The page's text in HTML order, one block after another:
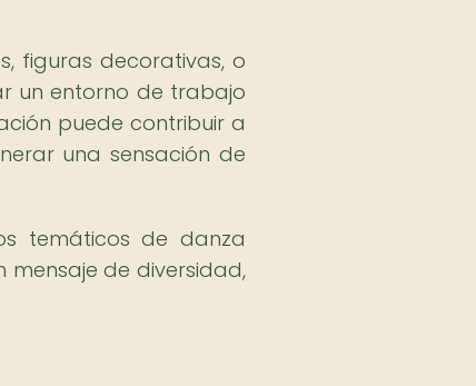
figuras decorativas, o
un entorno de trabajo
puede contribuir a
una sensación de
temáticos de danza
mensaje de diversidad,